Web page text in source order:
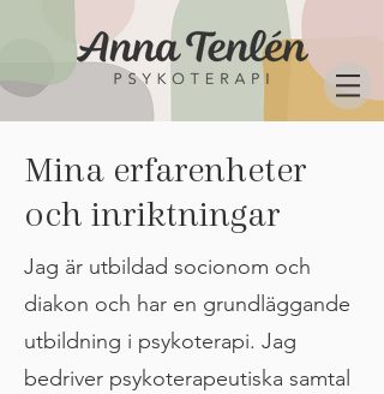
Mina erfarenheter
och inriktningar
Jag är utbildad socionom och
diakon och har en grundläggande
utbildning i psykoterapi. Jag
bedriver psykoterapeutiska samtal